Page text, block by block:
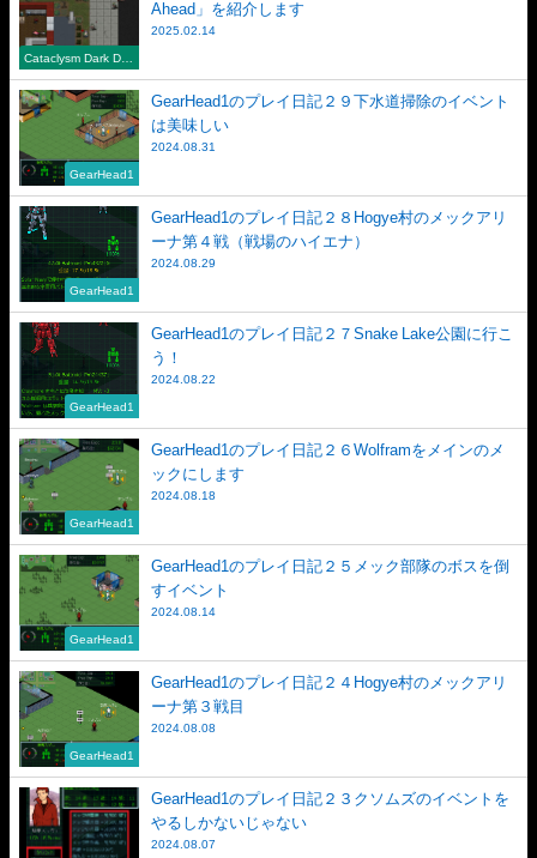
Cataclysm Dark Day
s Ahead
Ahead」を紹介します
2025.02.14
GearHead1
GearHead1のプレイ日記２９下水道掃除のイベント
は美味しい
2024.08.31
GearHead1
GearHead1のプレイ日記２８Hogye村のメックアリ
ーナ第４戦（戦場のハイエナ）
2024.08.29
GearHead1
GearHead1のプレイ日記２７Snake Lake公園に行こ
う！
2024.08.22
GearHead1
GearHead1のプレイ日記２６Wolframをメインのメ
ックにします
2024.08.18
GearHead1
GearHead1のプレイ日記２５メック部隊のボスを倒
すイベント
2024.08.14
GearHead1
GearHead1のプレイ日記２４Hogye村のメックアリ
ーナ第３戦目
2024.08.08
GearHead1のプレイ日記２３クソムズのイベントを
やるしかないじゃない
2024.08.07